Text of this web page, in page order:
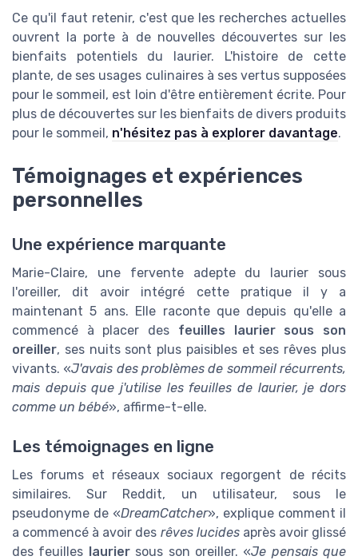
Ce qu'il faut retenir, c'est que les recherches actuelles
ouvrent la porte à de nouvelles découvertes sur les
bienfaits potentiels du laurier. L'histoire de cette
plante, de ses usages culinaires à ses vertus supposées
pour le sommeil, est loin d'être entièrement écrite. Pour
plus de découvertes sur les bienfaits de divers produits
pour le sommeil, n'hésitez pas à explorer davantage.
Témoignages et expériences
personnelles
Une expérience marquante
Marie-Claire, une fervente adepte du laurier sous
l'oreiller, dit avoir intégré cette pratique il y a
maintenant 5 ans. Elle raconte que depuis qu'elle a
commencé à placer des feuilles laurier sous son
oreiller, ses nuits sont plus paisibles et ses rêves plus
vivants. «J'avais des problèmes de sommeil récurrents,
mais depuis que j'utilise les feuilles de laurier, je dors
comme un bébé», affirme-t-elle.
Les témoignages en ligne
Les forums et réseaux sociaux regorgent de récits
similaires. Sur Reddit, un utilisateur, sous le
pseudonyme de «DreamCatcher», explique comment il
a commencé à avoir des rêves lucidesaprès avoir glissé
des feuilles lauriersous son oreiller. «Je pensais que